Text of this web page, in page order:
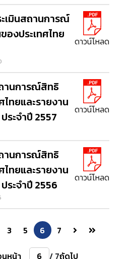
เมินสถานการณ์
งประเทศไทย
ดาวน์โหลด
านการณ์สิทธิ
ทยและรายงาน
ระจำปี 2557
ดาวน์โหลด
านการณ์สิทธิ
ทยและรายงาน
ระจำปี 2556
ดาวน์โหลด
3 5 6 7
หน้า / 7ถัดไป